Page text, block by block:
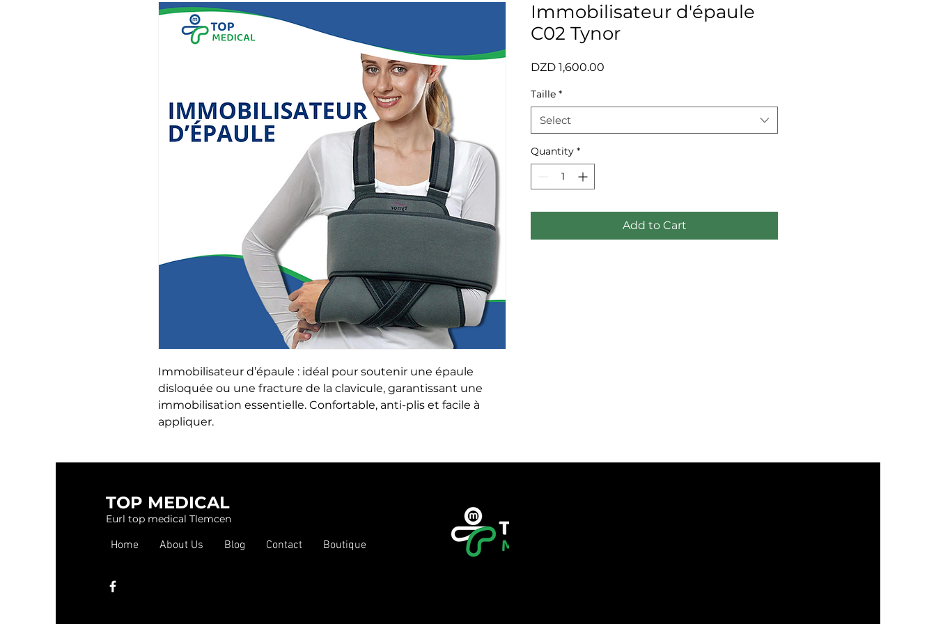
Immobilisateur d’épaule : idéal pour soutenir une épaule
disloquée ou une fracture de la clavicule, garantissant une
immobilisation essentielle. Confortable, anti-plis et facile à
appliquer.
Immobilisateur d'épaule
C02 Tynor
DZD 1,600.00
Taille *
Select
Quantity *
Add to Cart
TOP MEDICAL
Eurl top medical Tlemcen
Home About Us Blog Contact Boutique